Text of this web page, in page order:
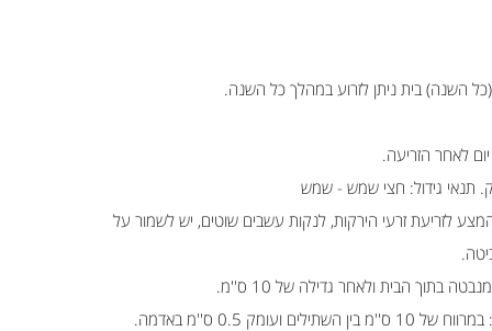
השנה) בית ניתן לזרוע במהלך כל השנה.
תנאי גידול: חצי שמש - שמש
לזריעת זרעי הירקות, לנקות עשבים שוטים, יש לשמור על
בתוך הבית ולאחר גדילה של 10 ס''מ.
ועומק 0.5 ס''מ באדמה.